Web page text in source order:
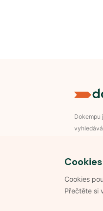
Cookies
Přečtěte si
Dokempu